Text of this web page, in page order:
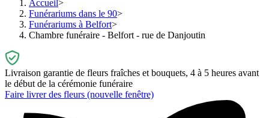
Accueil
Funérariums dans le 90
Funérariums à Belfort
Chambre funéraire - Belfort - rue de Danjoutin
Livraison garantie de fleurs fraîches et bouquets, 4 à 5 heures avant
le début de la cérémonie funéraire
Faire livrer des fleurs (nouvelle fenêtre)